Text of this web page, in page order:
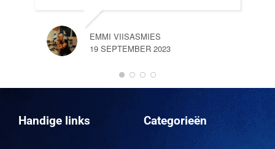
EMMI VIISASMIES
19 SEPTEMBER 2023
Handige links Categorieën